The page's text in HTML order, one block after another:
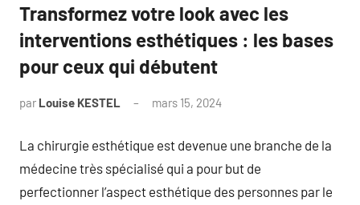
Transformez votre look avec les
interventions esthétiques : les bases
pour ceux qui débutent
par Louise KESTEL mars 15, 2024
La chirurgie esthétique est devenue une branche de la
médecine très spécialisé qui a pour but de
perfectionner l’aspect esthétique des personnes par le